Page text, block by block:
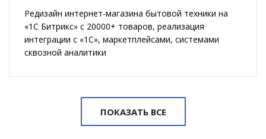
Редизайн интернет-магазина бытовой техники на
«1С Битрикс» c 20000+ товаров, реализация
интеграции с «1C», маркетплейсами, системами
сквозной аналитики
ПОКАЗАТЬ ВСЕ